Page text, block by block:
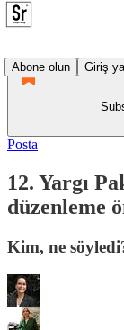
Abone olun
Giriş
Posta
12. Yargı
düzenleme
Kim, ne